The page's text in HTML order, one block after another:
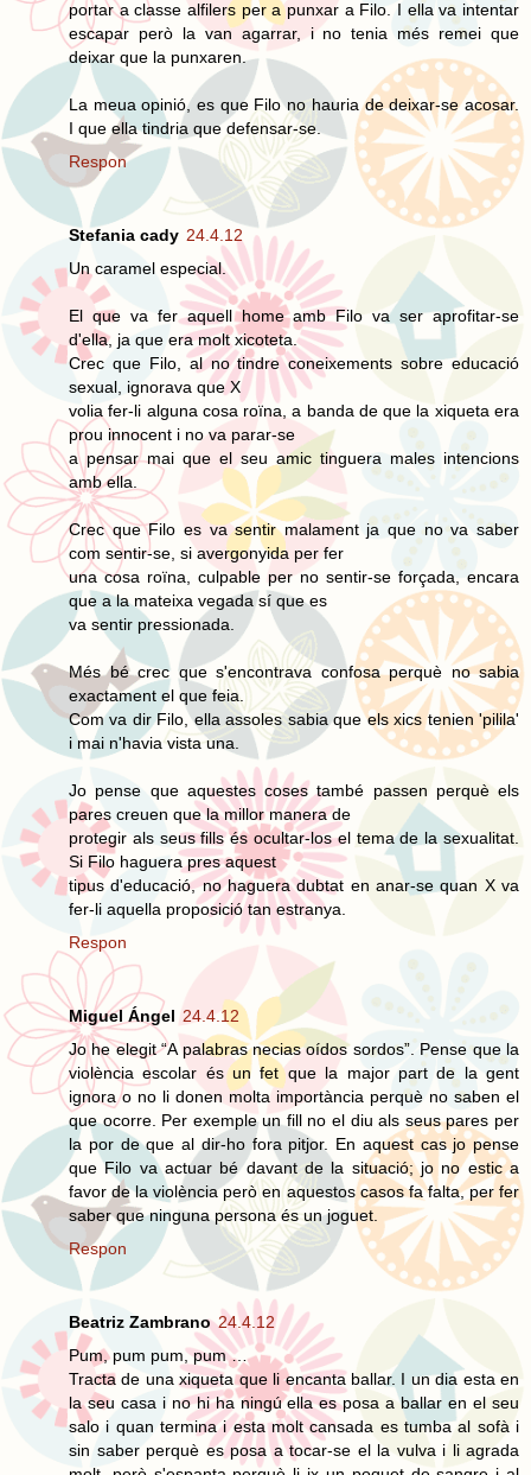
portar a classe alfilers per a punxar a Filo. I ella va intentar
escapar però la van agarrar, i no tenia més remei que
deixar que la punxaren.
La meua opinió, es que Filo no hauria de deixar-se acosar.
I que ella tindria que defensar-se.
Respon
Stefania cady 24.4.12
Un caramel especial.
El que va fer aquell home amb Filo va ser aprofitar-se
d'ella, ja que era molt xicoteta.
Crec que Filo, al no tindre coneixements sobre educació
sexual, ignorava que X
volia fer-li alguna cosa roïna, a banda de que la xiqueta era
prou innocent i no va parar-se
a pensar mai que el seu amic tinguera males intencions
amb ella.
Crec que Filo es va sentir malament ja que no va saber
com sentir-se, si avergonyida per fer
una cosa roïna, culpable per no sentir-se forçada, encara
que a la mateixa vegada sí que es
va sentir pressionada.
Més bé crec que s'encontrava confosa perquè no sabia
exactament el que feia.
Com va dir Filo, ella assoles sabia que els xics tenien 'pilila'
i mai n'havia vista una.
Jo pense que aquestes coses també passen perquè els
pares creuen que la millor manera de
protegir als seus fills és ocultar-los el tema de la sexualitat.
Si Filo haguera pres aquest
tipus d'educació, no haguera dubtat en anar-se quan X va
fer-li aquella proposició tan estranya.
Respon
Miguel Ángel 24.4.12
Jo he elegit “A palabras necias oídos sordos”. Pense que la
violència escolar és un fet que la major part de la gent
ignora o no li donen molta importància perquè no saben el
que ocorre. Per exemple un fill no el diu als seus pares per
la por de que al dir-ho fora pitjor. En aquest cas jo pense
que Filo va actuar bé davant de la situació; jo no estic a
favor de la violència però en aquestos casos fa falta, per fer
saber que ninguna persona és un joguet.
Respon
Beatriz Zambrano 24.4.12
Pum, pum pum, pum …
Tracta de una xiqueta que li encanta ballar. I un dia esta en
la seu casa i no hi ha ningú ella es posa a ballar en el seu
salo i quan termina i esta molt cansada es tumba al sofà i
sin saber perquè es posa a tocar-se el la vulva i li agrada